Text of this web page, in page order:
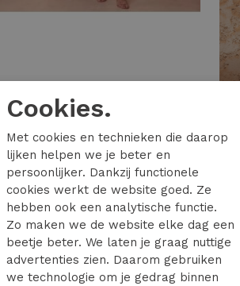
34,99
Cookies.
Met cookies en technieken die daarop
lijken helpen we je beter en
persoonlijker. Dankzij functionele
cookies werkt de website goed. Ze
hebben ook een analytische functie.
Zo maken we de website elke dag een
beetje beter. We laten je graag nuttige
advertenties zien. Daarom gebruiken
we technologie om je gedrag binnen